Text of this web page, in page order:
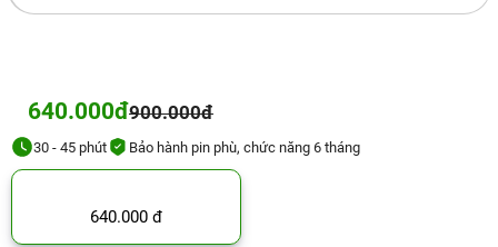
640.000đ900.000đ
30 - 45 phút Bảo hành pin phù, chức năng 6 tháng
640.000 đ